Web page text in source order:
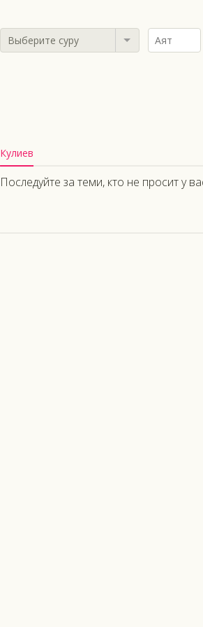
Выберите суру
Кулиев
Последуйте за теми, кто не просит у